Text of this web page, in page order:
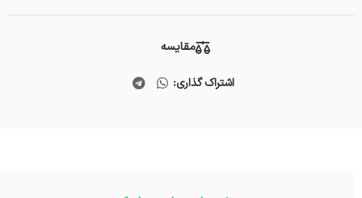
مقایسه
اشتراک گذاری: